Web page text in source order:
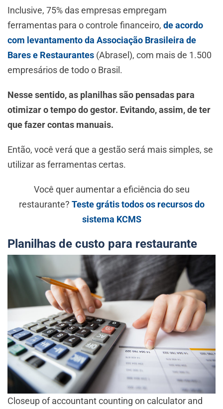
Inclusive, 75% das empresas empregam
ferramentas para o controle financeiro, de acordo
com levantamento da Associação Brasileira de
Bares e Restaurantes (Abrasel), com mais de 1.500
empresários de todo o Brasil.
Nesse sentido, as planilhas são pensadas para
otimizar o tempo do gestor. Evitando, assim, de ter
que fazer contas manuais.
Então, você verá que a gestão será mais simples, se
utilizar as ferramentas certas.
Você quer aumentar a eficiência do seu
restaurante? Teste grátis todos os recursos do
sistema KCMS
Planilhas de custo para restaurante
Closeup of accountant counting on calculator and